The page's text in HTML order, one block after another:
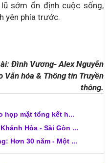
sớm ổn định cuộc sống,
yên phía trước.
Đình Vương- Alex Nguyễn
Văn hóa & Thông tin Truyền
thông.
họp mặt tổng kết h...
Hòa - Sài Gòn ...
Hơn 30 năm - Một ...